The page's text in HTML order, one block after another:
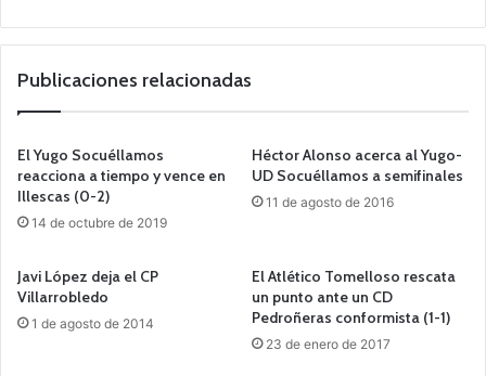
Publicaciones relacionadas
El Yugo Socuéllamos
reacciona a tiempo y vence en
Illescas (0-2)
14 de octubre de 2019
Héctor Alonso acerca al Yugo-
UD Socuéllamos a semifinales
11 de agosto de 2016
Javi López deja el CP
Villarrobledo
1 de agosto de 2014
El Atlético Tomelloso rescata
un punto ante un CD
Pedroñeras conformista (1-1)
23 de enero de 2017